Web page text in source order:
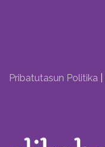
Pribatutasun Politika